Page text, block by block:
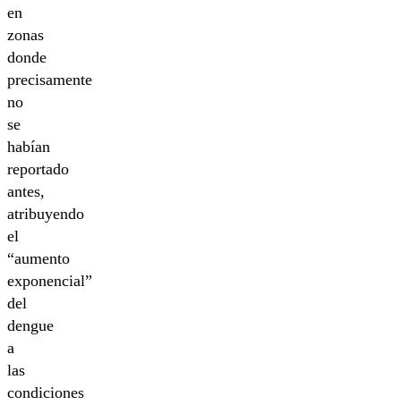
en
zonas
donde
precisamente
no
se
habían
reportado
antes,
atribuyendo
el
“aumento
exponencial”
del
dengue
a
las
condiciones